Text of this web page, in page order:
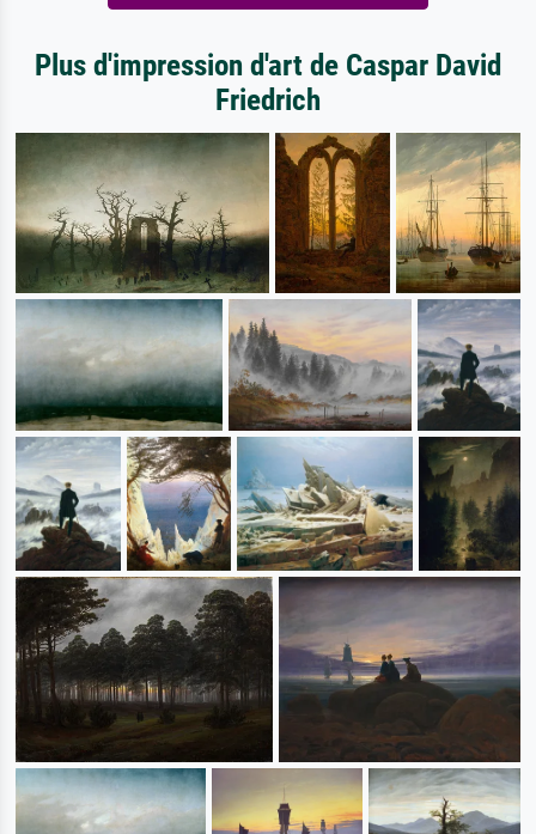
Plus d'impression d'art de Caspar David
Friedrich